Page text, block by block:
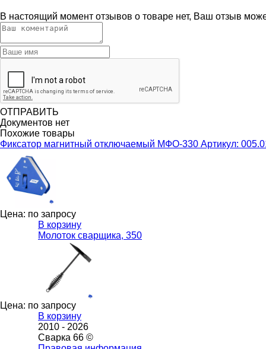
В настоящий момент отзывов о товаре нет, Ваш отзыв
ОТПРАВИТЬ
Документов нет
Похожие товары
Фиксатор магнитный отключаемый МФО-330 Артикул:
Цена: по запросу
В корзину
Молоток сварщика, 350
Цена: по запросу
В корзину
2010 - 2026
Сварка 66 ©